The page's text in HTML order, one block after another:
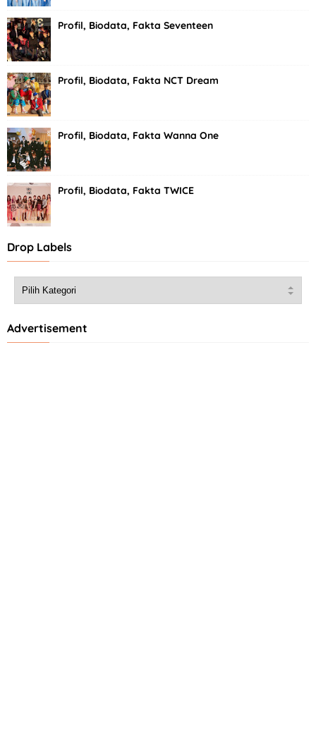
Profil, Biodata, Fakta Seventeen
Profil, Biodata, Fakta NCT Dream
Profil, Biodata, Fakta Wanna One
Profil, Biodata, Fakta TWICE
Drop Labels
Advertisement